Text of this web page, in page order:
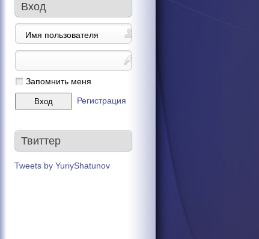
Вход
Запомнить меня
Регистрация
Твиттер
Tweets by YuriyShatunov